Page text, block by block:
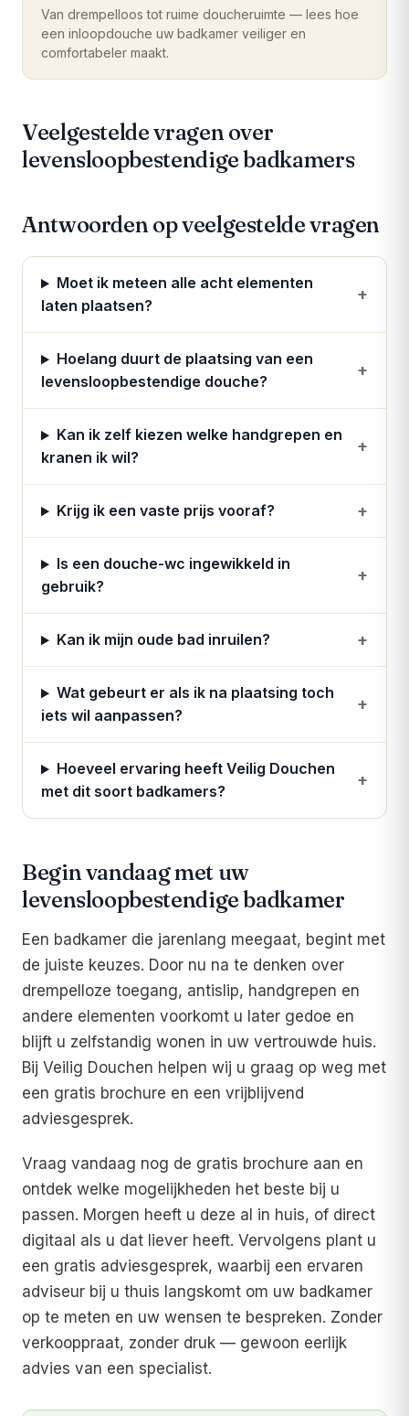
Van drempelloos tot ruime doucheruimte — lees hoe
een inloopdouche uw badkamer veiliger en
comfortabeler maakt.
Veelgestelde vragen over
levensloopbestendige badkamers
Antwoorden op veelgestelde vragen
Moet ik meteen alle acht elementen
laten plaatsen?
+
Hoelang duurt de plaatsing van een
levensloopbestendige douche?
+
Kan ik zelf kiezen welke handgrepen en
kranen ik wil?
+
Krijg ik een vaste prijs vooraf? +
Is een douche-wc ingewikkeld in
gebruik?
+
Kan ik mijn oude bad inruilen? +
Wat gebeurt er als ik na plaatsing toch
iets wil aanpassen?
+
Hoeveel ervaring heeft Veilig Douchen
met dit soort badkamers?
+
Begin vandaag met uw
levensloopbestendige badkamer
Een badkamer die jarenlang meegaat, begint met
de juiste keuzes. Door nu na te denken over
drempelloze toegang, antislip, handgrepen en
andere elementen voorkomt u later gedoe en
blijft u zelfstandig wonen in uw vertrouwde huis.
Bij Veilig Douchen helpen wij u graag op weg met
een gratis brochure en een vrijblijvend
adviesgesprek.
Vraag vandaag nog de gratis brochure aan en
ontdek welke mogelijkheden het beste bij u
passen. Morgen heeft u deze al in huis, of direct
digitaal als u dat liever heeft. Vervolgens plant u
een gratis adviesgesprek, waarbij een ervaren
adviseur bij u thuis langskomt om uw badkamer
op te meten en uw wensen te bespreken. Zonder
verkooppraat, zonder druk — gewoon eerlijk
advies van een specialist.